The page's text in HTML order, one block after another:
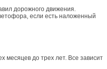
дорожного движения.
если есть наложенный
месяцев до трех лет. Все зависит